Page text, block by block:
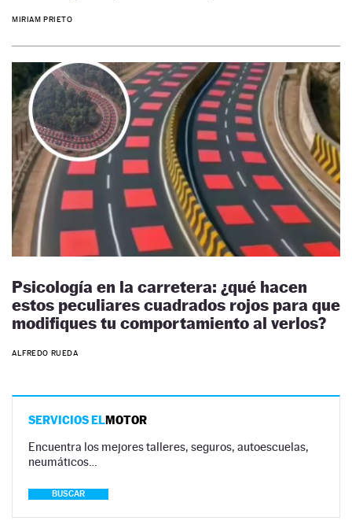
MIRIAM PRIETO
Psicología en la carretera: ¿qué hacen
estos peculiares cuadrados rojos para que
modifiques tu comportamiento al verlos?
ALFREDO RUEDA
SERVICIOS ELMOTOR
Encuentra los mejores talleres, seguros, autoescuelas,
neumáticos…
BUSCAR